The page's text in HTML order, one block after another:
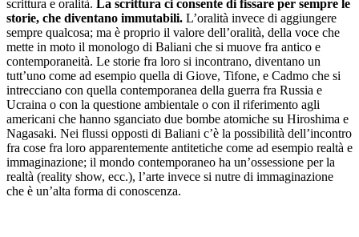
scrittura e oralità. La scrittura ci consente di fissare per sempre le
storie, che diventano immutabili. L’oralità invece di aggiungere
sempre qualcosa; ma è proprio il valore dell’oralità, della voce che
mette in moto il monologo di Baliani che si muove fra antico e
contemporaneità. Le storie fra loro si incontrano, diventano un
tutt’uno come ad esempio quella di Giove, Tifone, e Cadmo che si
intrecciano con quella contemporanea della guerra fra Russia e
Ucraina o con la questione ambientale o con il riferimento agli
americani che hanno sganciato due bombe atomiche su Hiroshima e
Nagasaki. Nei flussi opposti di Baliani c’è la possibilità dell’incontro
fra cose fra loro apparentemente antitetiche come ad esempio realtà e
immaginazione; il mondo contemporaneo ha un’ossessione per la
realtà (reality show, ecc.), l’arte invece si nutre di immaginazione
che è un’alta forma di conoscenza.